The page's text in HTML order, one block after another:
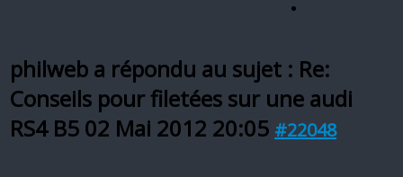
philweb a répondu au sujet : Re:
Conseils pour filetées sur une audi
RS4 B5 02 Mai 2012 20:05 #22048